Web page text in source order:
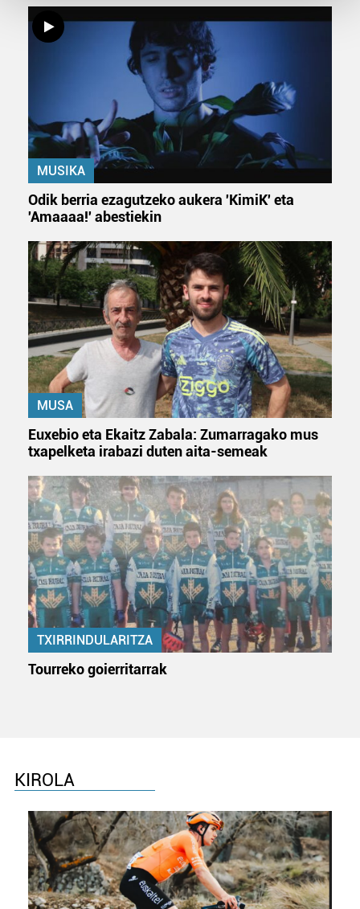
Guk eta gure bazkideek zure datu pertsonalak
prozesatzen ditugu, zure IP zenbakia, besteak beste,
teknologia erabiliz, cookieak adibidez, iragarki eta eduki
pertsonalizatuak eskaintzeko, iragarkiak eta edukia
neurtzeko, jendeari buruzko informazioa biltzeko eta
produktuak garatzeko. Zure datuak nork eta zertarako
erabiltzen dituen hauta dezakezu.
Bazkide batzuek ez dizute baimenik eskatzen, eta beren
interes komertzial legitimoetan babesten dira. Ikusi gure
duten interes legitimoa eta horren aurka nola egin
dezakezun ikusteko.
Lortu zure datu pertsonalak prozesatzeko moduari
buruzko informazio gehiago eta ezarri zure lehentasunak
datuen atalean. Edozein unetan alda edo ken dezakezu
zure baimena Cookieen adierazpenean.
Webgune honek cookie propioak eta hirugarrenen cookie-
fitxategiak erabiltzen ditu. Zure esperientzia eta
zerbitzuak hobetzeko asmoz, cookie teknologiaz
baliatzen gara. Ohar hau onartuz gero, teknologia hori
erabiltzeko baimen esplizitua ematen diguzu.Gehiago
irakurri
MUSIKA
Odik berria ezagutzeko aukera 'KimiK' eta
'Amaaaa!' abestiekin
MUSA
Euxebio eta Ekaitz Zabala: Zumarragako mus
txapelketa irabazi duten aita-semeak
TXIRRINDULARITZA
Tourreko goierritarrak
KIROLA